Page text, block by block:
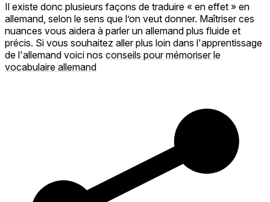
Il existe donc plusieurs façons de traduire « en effet » en
allemand, selon le sens que l’on veut donner. Maîtriser ces
nuances vous aidera à parler un allemand plus fluide et
précis. Si vous souhaitez aller plus loin dans l'apprentissage
de l'allemand voici nos conseils pour mémoriser le
vocabulaire allemand